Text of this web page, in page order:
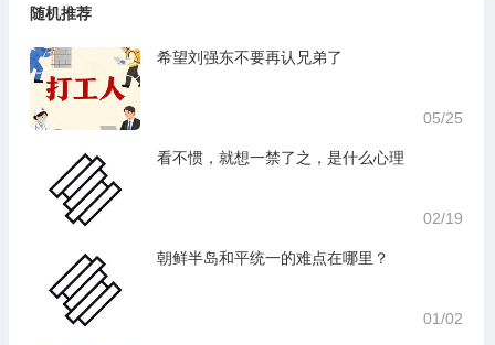
随机推荐
希望刘强东不要再认兄弟了
05/25
看不惯，就想一禁了之，是什么心理
02/19
朝鲜半岛和平统一的难点在哪里？
01/02